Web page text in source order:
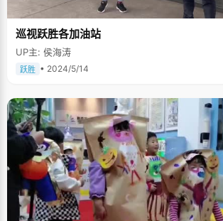
巡视跃胜各加油站
UP主: 侯海涛
跃胜 • 2024/5/14